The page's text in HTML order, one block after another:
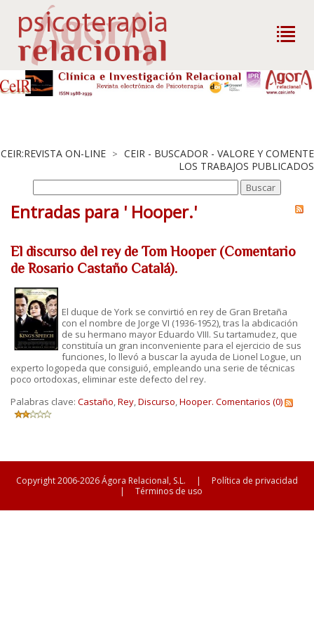
CEIR:REVISTA ON-LINE > CEIR - BUSCADOR - VALORE Y COMENTE
LOS TRABAJOS PUBLICADOS
Entradas para ' Hooper.'
El discurso del rey de Tom Hooper (Comentario
de Rosario Castaño Catalá).
El duque de York se convirtió en rey de Gran Bretaña
con el nombre de Jorge VI (1936-1952), tras la abdicación
de su hermano mayor Eduardo VIII. Su tartamudez, que
constituía un gran inconveniente para el ejercicio de sus
funciones, lo llevó a buscar la ayuda de Lionel Logue, un
experto logopeda que consiguió, empleando una serie de técnicas
poco ortodoxas, eliminar este defecto del rey.
Palabras clave: Castaño,Rey,Discurso,Hooper. Comentarios (0)
Copyright 2006-2026 Ágora Relacional, S.L. |
Política de privacidad
|
Términos de uso